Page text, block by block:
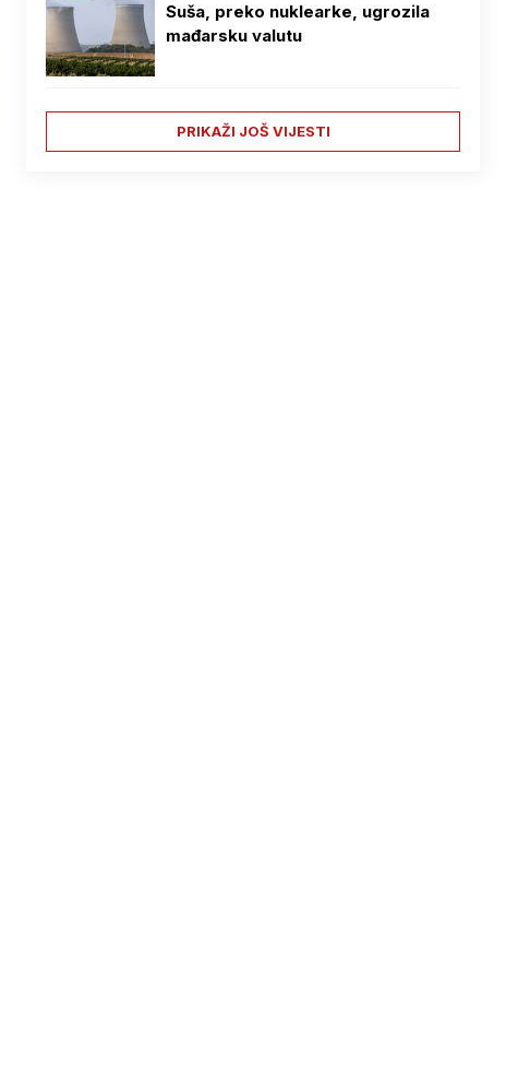
Suša, preko nuklearke, ugrozila
mađarsku valutu
PRIKAŽI JOŠ VIJESTI